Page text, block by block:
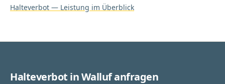
Halteverbot — Leistung im Überblick
Halteverbot in Walluf anfragen